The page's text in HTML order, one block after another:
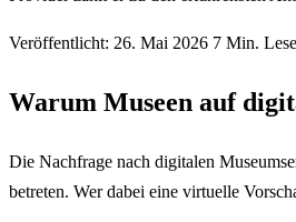
Veröffentlicht: 26. Mai 2026 7 Min.
Warum Museen auf
Die Nachfrage nach digitalen
betreten. Wer dabei eine virtuelle